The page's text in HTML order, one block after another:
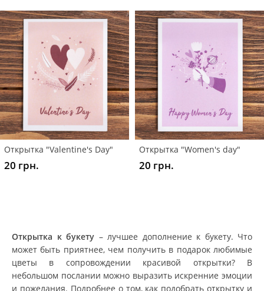
Открытка "Valentine's Day"
20 грн.
Открытка "Women's day"
20 грн.
Открытка к букету – лучшее дополнение к букету. Что
может быть приятнее, чем получить в подарок любимые
цветы в сопровождении красивой открытки? В
небольшом послании можно выразить искренние эмоции
и пожелания. Подробнее о том, как подобрать открытку и